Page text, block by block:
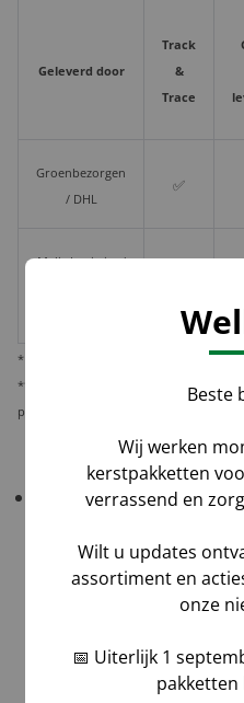
Geleverd door
Track
&
Trace
Groenbezorgen
/ DHL
✅
Melis Logistics /
* Behoudens overmacht calamiteiten.
** De verantwoordelijkheid op dit
pakketbezorging rust bij u als
Belangrijk!Controleer
Tel aantallen,
Check zichtbare
op de kopie van de
Teken voor
Beste
Wij werken
kerstpakketten
verrassend en
Wilt u updates
assortiment en
onze
📅 Uiterlijk 1
pakketten